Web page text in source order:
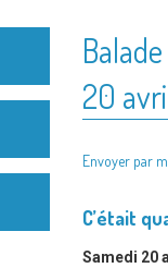
20
Envoyer par
C’était
Samedi 20